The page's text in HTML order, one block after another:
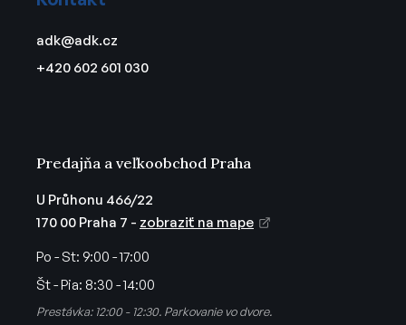
adk@adk.cz
+420 602 601 030
Predajňa a veľkoobchod Praha
U Průhonu 466/22
170 00 Praha 7 - zobraziť na mape
Po - St: 9:00 - 17:00
Št - Pia: 8:30 - 14:00
Prestávka: 12:00 - 12:30. Parkovanie vo dvore.